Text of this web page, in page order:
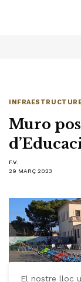
Muro
F.V.
29 MARÇ 2023
El nostre lloc